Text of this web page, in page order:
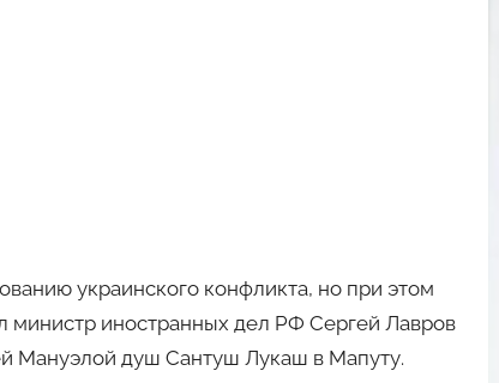
украинского конфликта, но при этом
министр иностранных дел РФ Сергей Лавров
Мануэлой душ Сантуш Лукаш в Мапуту.